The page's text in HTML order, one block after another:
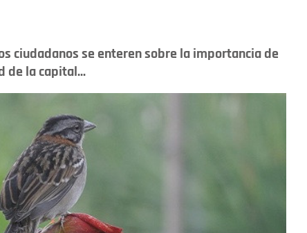
ciudadanos se enteren sobre la importancia de
de la capital...